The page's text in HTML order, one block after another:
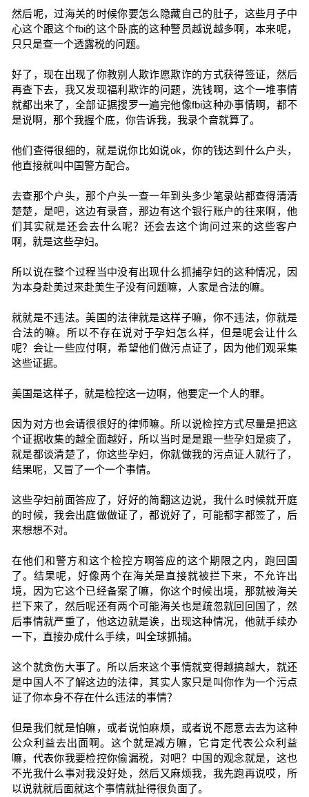
然后呢，过海关的时候你要怎么隐藏自己的肚子，这些月子中
心这个跟这个fbi的这个卧底的这种警员越说越多啊，本来呢，
只只是查一个透露税的问题。
好了，现在出现了你教别人欺诈愿欺诈的方式获得签证，然后
再查下去，我又发现福利欺诈的问题，洗钱啊，这个一堆事情
就都出来了，全部证据搜罗一遍完他像fbi这种办事情啊，都不
是说啊，那个我握个底，你告诉我，我录个音就算了。
他们查得很细的，就是说你比如说ok，你的钱达到什么户头，
他直接就叫中国警方配合。
去查那个户头，那个户头一查一年到头多少笔录站都查得清清
楚楚，是吧，这边有录音，那边有这个银行账户的往来啊，他
们其实就是还会去什么呢？还会去这个询问过来的这些客户
啊，就是这些孕妇。
所以说在整个过程当中没有出现什么抓捕孕妇的这种情况，因
为本身赴美过来赴美生子没有问题嘛，人家是合法的嘛。
就就是不违法。美国的法律就是这样子嘛，你不违法，你就是
合法的嘛。所以不存在说对于孕妇怎么样，但是呢会让什么
呢？会让一些应付啊，希望他们做污点证了，因为他们观采集
这些证据。
美国是这样子，就是检控这一边啊，他要定一个人的罪。
因为对方也会请很很好的律师嘛。所以说检控方式尽量是把这
个证据收集的越全面越好，所以当时是是跟一些孕妇是痰了，
就是都谈清楚了，你这些孕妇，你就做我的污点证人就行了，
结果呢，又冒了一个一个事情。
这些孕妇前面答应了，好好的简翻这边说，我什么时候就开庭
的时候，我会出庭做做证了，都说好了，可能都字都签了，后
来想想不对。
在他们和警方和这个检控方啊答应的这个期限之内，跑回国
了。结果呢，好像两个在海关是直接就被拦下来，不允许出
境，因为它这个已经备案了嘛，你这个时候出境，那就被海关
拦下来了，然后呢还有两个可能海关也是疏忽就回回国了，然
后事情就严重了，他这边就是诶，出现这种情况，他就手续办
一下，直接办成什么手续，叫全球抓捕。
这个就贪伤大事了。所以后来这个事情就变得越搞越大，就还
是中国人不了解这边的法律，其实人家只是叫你作为一个污点
证了你本身不存在什么违法的事情？
但是我们就是怕嘛，或者说怕麻烦，或者说不愿意去去为这种
公众利益去出面啊。这个就是减方嘛，它肯定代表公众利益
嘛，代表你我要检控你偷漏税，对吧？中国的观念就是，这也
不光我什么事对我没好处，然后又麻烦我，我先跑再说哎，所
以说就就后面就这个事情就扯得很负面了。